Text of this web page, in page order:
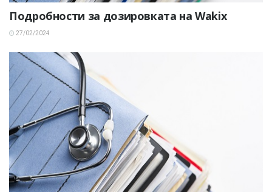
Подробности за дозировката на Wakix
27/02/2024